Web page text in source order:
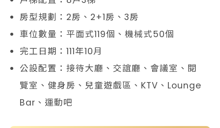
房型規劃：2房、2+1房、3房
車位數量：平面式119個、機械式50個
完工日期：111年10月
公設配置：接待大廳、交誼廳、會議室、閱
覽室、健身房、兒童遊戲區、KTV、Lounge
Bar、運動吧